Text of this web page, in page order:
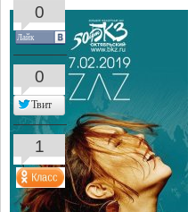
0
Лайк
0
Твит
1